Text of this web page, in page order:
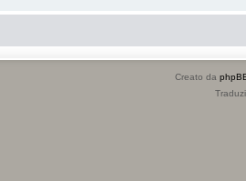
Creato da